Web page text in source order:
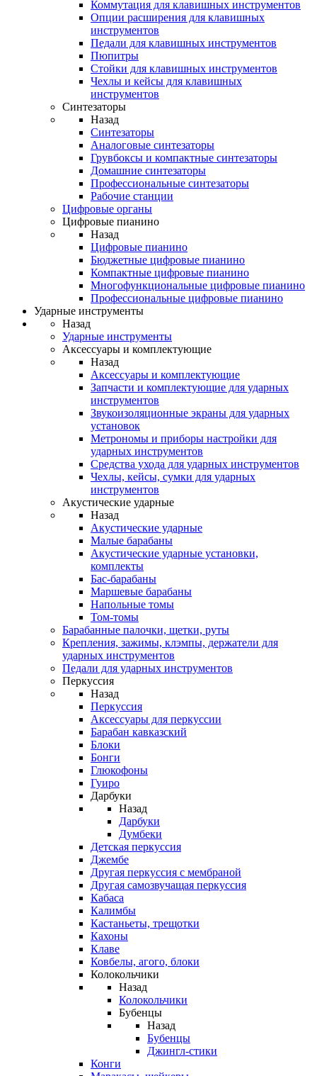
Коммутация для клавишных инструментов
Опции расширения для клавишных
инструментов
Педали для клавишных инструментов
Пюпитры
Стойки для клавишных инструментов
Чехлы и кейсы для клавишных
инструментов
Синтезаторы
Назад
Синтезаторы
Аналоговые синтезаторы
Грувбоксы и компактные синтезаторы
Домашние синтезаторы
Профессиональные синтезаторы
Рабочие станции
Цифровые органы
Цифровые пианино
Назад
Цифровые пианино
Бюджетные цифровые пианино
Компактные цифровые пианино
Многофункциональные цифровые пианино
Профессиональные цифровые пианино
Ударные инструменты
Назад
Ударные инструменты
Аксессуары и комплектующие
Назад
Аксессуары и комплектующие
Запчасти и комплектующие для ударных
инструментов
Звукоизоляционные экраны для ударных
установок
Метрономы и приборы настройки для
ударных инструментов
Средства ухода для ударных инструментов
Чехлы, кейсы, сумки для ударных
инструментов
Акустические ударные
Назад
Акустические ударные
Mалые барабаны
Акустические ударные установки,
комплекты
Бас-барабаны
Маршевые барабаны
Напольные томы
Том-томы
Барабанные палочки, щетки, руты
Крепления, зажимы, клэмпы, держатели для
ударных инструментов
Педали для ударных инструментов
Перкуссия
Назад
Перкуссия
Аксессуары для перкуссии
Барабан кавказский
Блоки
Бонги
Глюкофоны
Гуиро
Дарбуки
Назад
Дарбуки
Думбеки
Детская перкуссия
Джембе
Другая перкуссия с мембраной
Другая самозвучащая перкуссия
Кабаса
Калимбы
Кастаньеты, трещотки
Кахоны
Клаве
Ковбелы, агого, блоки
Колокольчики
Назад
Колокольчики
Бубенцы
Назад
Бубенцы
Джингл-стики
Конги